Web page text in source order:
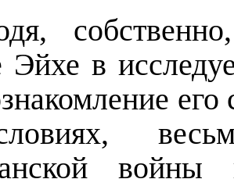
Эйхе в